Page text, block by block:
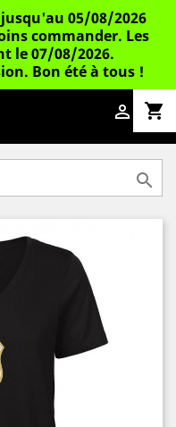
05/08/2026
commander. Les
le 07/08/2026.
Bon été à tous !
shopping_cart

